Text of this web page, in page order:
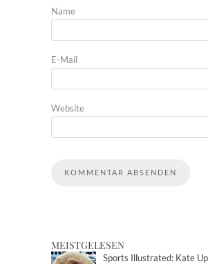
Name
E-Mail
Website
MEISTGELESEN
Sports Illustrated: Kate